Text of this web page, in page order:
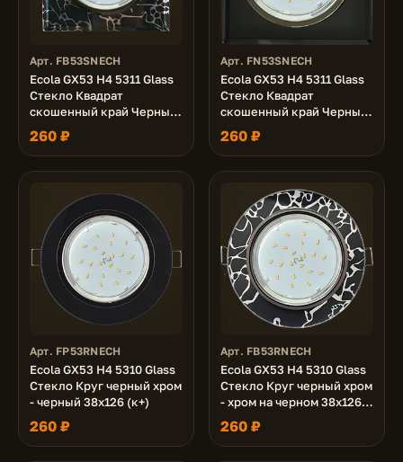
Арт. FB53SNECH
Ecola GX53 H4 5311 Glass
Стекло Квадрат
скошенный край Черный
хром - хром на черном
38x120x120 (к+)
260 ₽
Арт. FN53SNECH
Ecola GX53 H4 5311 Glass
Стекло Квадрат
скошенный край Черный
хром - черный 38x120x120
(к+)
260 ₽
Арт. FP53RNECH
Ecola GX53 H4 5310 Glass
Стекло Круг черный хром
- черный 38x126 (к+)
260 ₽
Арт. FB53RNECH
Ecola GX53 H4 5310 Glass
Стекло Круг черный хром
- хром на черном 38x126
(к+)
260 ₽